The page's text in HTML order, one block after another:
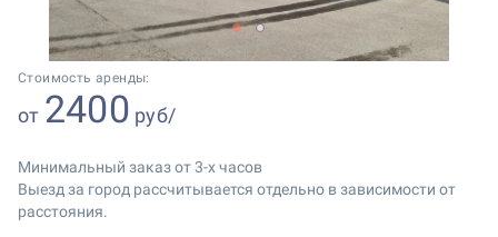
1 2
Стоимость аренды:
от 2400 руб/
Минимальный заказ от 3-х часов
Выезд за город рассчитывается отдельно в зависимости от
расстояния.